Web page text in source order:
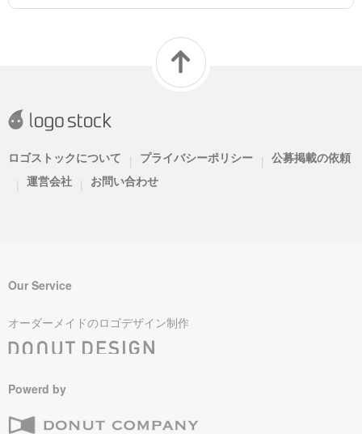
ロゴストックについて | プライバシーポリシー | 公募掲載の依頼
| 運営会社 | お問い合わせ
Our Service
オーダーメイドのロゴデザイン制作
Powerd by